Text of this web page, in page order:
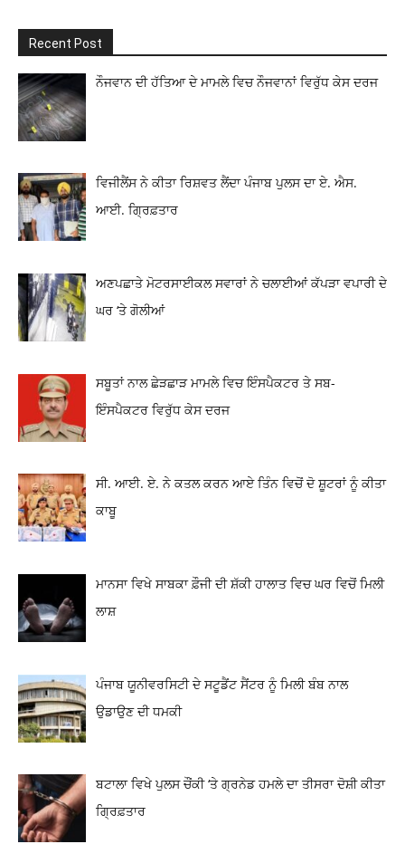
Recent Post
ਨੌਜਵਾਨ ਦੀ ਹੱਤਿਆ ਦੇ ਮਾਮਲੇ ਵਿਚ ਨੌਜਵਾਨਾਂ ਵਿਰੁੱਧ ਕੇਸ ਦਰਜ
ਵਿਜੀਲੈਂਸ ਨੇ ਕੀਤਾ ਰਿਸ਼ਵਤ ਲੈਂਦਾ ਪੰਜਾਬ ਪੁਲਸ ਦਾ ਏ. ਐਸ.
ਆਈ. ਗ੍ਰਿਫ਼ਤਾਰ
ਅਣਪਛਾਤੇ ਮੋਟਰਸਾਈਕਲ ਸਵਾਰਾਂ ਨੇ ਚਲਾਈਆਂ ਕੱਪੜਾ ਵਪਾਰੀ ਦੇ
ਘਰ ‘ਤੇ ਗੋਲੀਆਂ
ਸਬੂਤਾਂ ਨਾਲ ਛੇੜਛਾੜ ਮਾਮਲੇ ਵਿਚ ਇੰਸਪੈਕਟਰ ਤੇ ਸਬ-
ਇੰਸਪੈਕਟਰ ਵਿਰੁੱਧ ਕੇਸ ਦਰਜ
ਸੀ. ਆਈ. ਏ. ਨੇ ਕਤਲ ਕਰਨ ਆਏ ਤਿੰਨ ਵਿਚੋਂ ਦੋ ਸ਼ੂਟਰਾਂ ਨੂੰ ਕੀਤਾ
ਕਾਬੂ
ਮਾਨਸਾ ਵਿਖੇ ਸਾਬਕਾ ਫ਼ੌਜੀ ਦੀ ਸ਼ੱਕੀ ਹਾਲਾਤ ਵਿਚ ਘਰ ਵਿਚੋਂ ਮਿਲੀ
ਲਾਸ਼
ਪੰਜਾਬ ਯੂਨੀਵਰਸਿਟੀ ਦੇ ਸਟੂਡੈਂਟ ਸੈਂਟਰ ਨੂੰ ਮਿਲੀ ਬੰਬ ਨਾਲ
ਉਡਾਉਣ ਦੀ ਧਮਕੀ
ਬਟਾਲਾ ਵਿਖੇ ਪੁਲਸ ਚੌਂਕੀ ‘ਤੇ ਗ੍ਰਨੇਡ ਹਮਲੇ ਦਾ ਤੀਸਰਾ ਦੋਸ਼ੀ ਕੀਤਾ
ਗ੍ਰਿਫ਼ਤਾਰ